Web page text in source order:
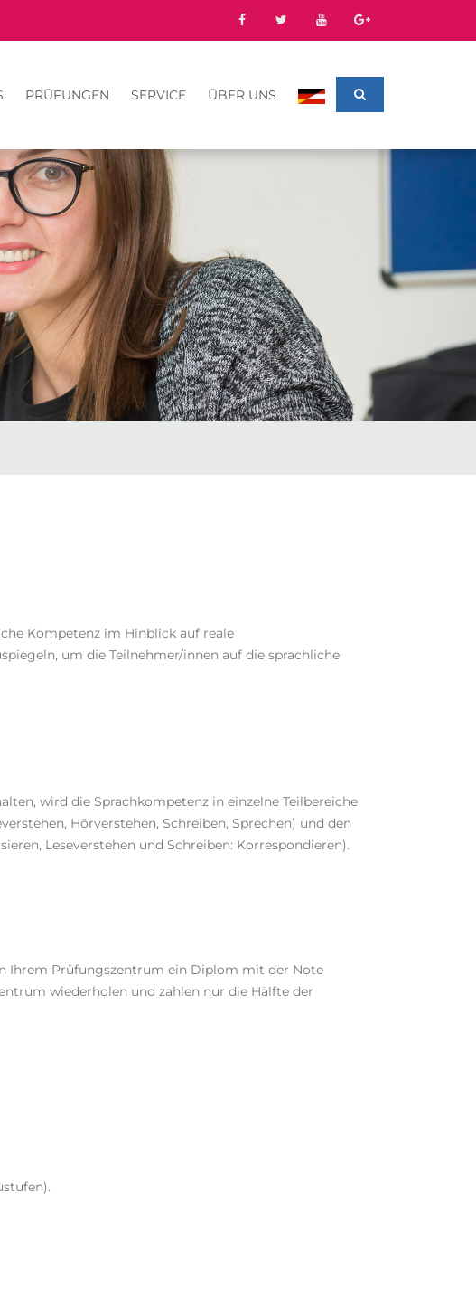
PRÜFUNGEN SERVICE ÜBER UNS
Kompetenz im Hinblick auf reale
um die Teilnehmer/innen auf die sprachliche
wird die Sprachkompetenz in einzelne Teilbereiche
Hörverstehen, Schreiben, Sprechen) und den
Leseverstehen und Schreiben: Korrespondieren).
Ihrem Prüfungszentrum ein Diplom mit der Note
wiederholen und zahlen nur die Hälfte der